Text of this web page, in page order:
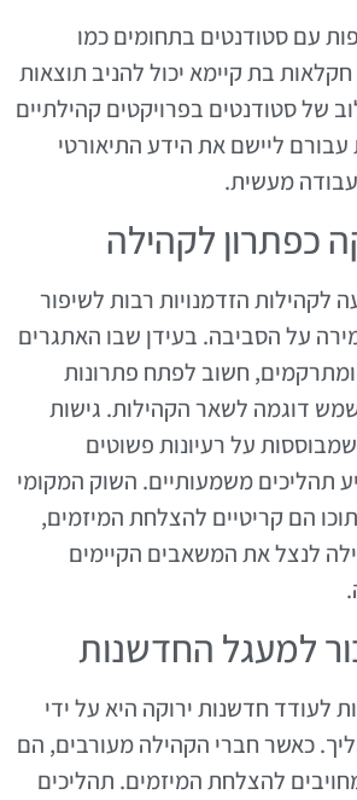
עם סטודנטים בתחומים כמו
בת קיימא יכול להניב תוצאות
של סטודנטים בפרויקטים קהילתיים
עבורם ליישם את הידע התיאורטי
מעשית.
כפתרון לקהילה
לקהילות הזדמנויות רבות לשיפור
על הסביבה. בעידן שבו האתגרים
ומתרקמים, חשוב לפתח פתרונות
דוגמה לשאר הקהילות. גישות
שמבוססות על רעיונות פשוטים
תהליכים משמעותיים. השוק המקומי
הם קריטיים להצלחת המיזמים,
לנצל את המשאבים הקיימים
למעגל החדשנות
לעודד חדשנות ירוקה היא על ידי
כאשר חברי הקהילה מעורבים, הם
להצלחת המיזמים. תהליכים